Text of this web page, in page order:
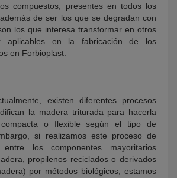
compuestos, presentes en todos los
de ser los que se degradan con
los que interesa transformar en otros
aplicables en la fabricación de los
en Forbioplast.
existen diferentes procesos
la madera triturada para hacerla
o flexible según el tipo de
si realizamos este proceso de
entre los componentes mayoritarios
propilenos reciclados o derivados
por métodos biológicos, estamos